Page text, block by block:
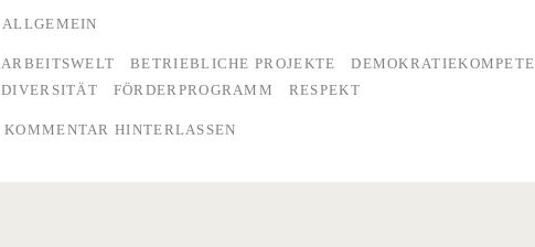
für
mehr
Demokratiekompetenz
ALLGEMEIN
ARBEITSWELT BETRIEBLICHE PROJEKTE
DIVERSITÄT
FÖRDERPROGRAMM RESPEKT
KOMMENTAR HINTERLASSEN